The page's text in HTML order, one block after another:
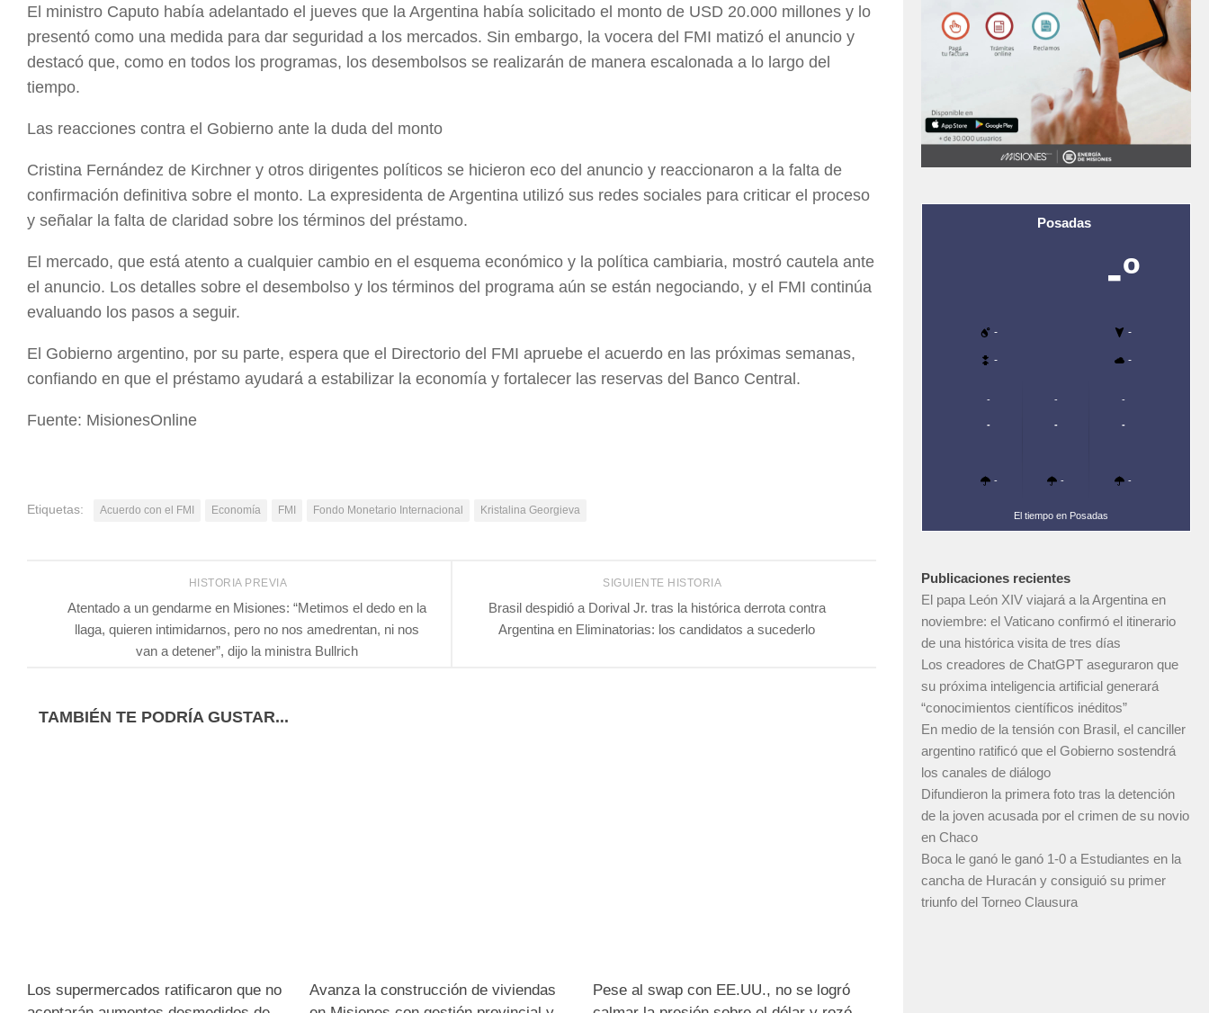
El ministro Caputo había adelantado el jueves que la Argentina había solicitado el monto de USD 20.000 millones y lo
presentó como una medida para dar seguridad a los mercados. Sin embargo, la vocera del FMI matizó el anuncio y
destacó que, como en todos los programas, los desembolsos se realizarán de manera escalonada a lo largo del
tiempo.
Las reacciones contra el Gobierno ante la duda del monto
Cristina Fernández de Kirchner y otros dirigentes políticos se hicieron eco del anuncio y reaccionaron a la falta de
confirmación definitiva sobre el monto. La expresidenta de Argentina utilizó sus redes sociales para criticar el proceso
y señalar la falta de claridad sobre los términos del préstamo.
El mercado, que está atento a cualquier cambio en el esquema económico y la política cambiaria, mostró cautela ante
el anuncio. Los detalles sobre el desembolso y los términos del programa aún se están negociando, y el FMI continúa
evaluando los pasos a seguir.
El Gobierno argentino, por su parte, espera que el Directorio del FMI apruebe el acuerdo en las próximas semanas,
confiando en que el préstamo ayudará a estabilizar la economía y fortalecer las reservas del Banco Central.
Fuente: MisionesOnline
Etiquetas: Acuerdo con el FMI Economía FMI Fondo Monetario Internacional Kristalina Georgieva
SIGUIENTE HISTORIA
Brasil despidió a Dorival Jr. tras la histórica derrota contra
Argentina en Eliminatorias: los candidatos a sucederlo
HISTORIA PREVIA
Atentado a un gendarme en Misiones: “Metimos el dedo en la
llaga, quieren intimidarnos, pero no nos amedrentan, ni nos
van a detener”, dijo la ministra Bullrich
TAMBIÉN TE PODRÍA GUSTAR...
Los supermercados ratificaron que no
Avanza la construcción de viviendas
Pese al swap con EE.UU., no se logró
Posadas
-º
- -
- -
-
-
-
-
-
-
-
-
-
El tiempo en Posadas
Publicaciones recientes
El papa León XIV viajará a la Argentina en
noviembre: el Vaticano confirmó el itinerario
de una histórica visita de tres días
Los creadores de ChatGPT aseguraron que
su próxima inteligencia artificial generará
“conocimientos científicos inéditos”
En medio de la tensión con Brasil, el canciller
argentino ratificó que el Gobierno sostendrá
los canales de diálogo
Difundieron la primera foto tras la detención
de la joven acusada por el crimen de su novio
en Chaco
Boca le ganó le ganó 1-0 a Estudiantes en la
cancha de Huracán y consiguió su primer
triunfo del Torneo Clausura